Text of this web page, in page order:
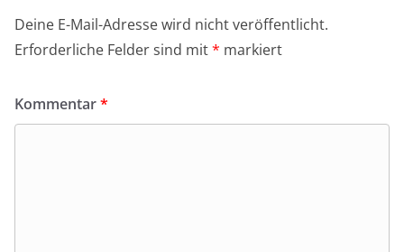
Deine E-Mail-Adresse wird nicht veröffentlicht.
Erforderliche Felder sind mit* markiert
Kommentar*